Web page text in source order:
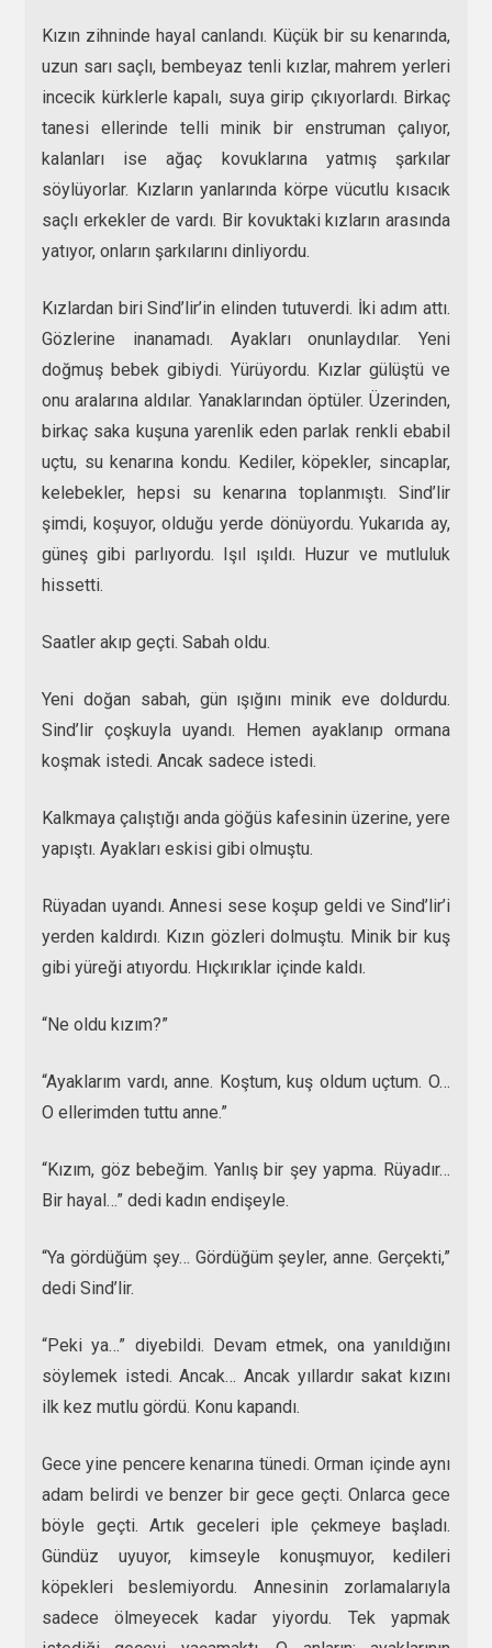
Kızın zihninde hayal canlandı. Küçük bir su kenarında,
uzun sarı saçlı, bembeyaz tenli kızlar, mahrem yerleri
incecik kürklerle kapalı, suya girip çıkıyorlardı. Birkaç
tanesi ellerinde telli minik bir enstruman çalıyor,
kalanları ise ağaç kovuklarına yatmış şarkılar
söylüyorlar. Kızların yanlarında körpe vücutlu kısacık
saçlı erkekler de vardı. Bir kovuktaki kızların arasında
yatıyor, onların şarkılarını dinliyordu.
Kızlardan biri Sind’lir’in elinden tutuverdi. İki adım attı.
Gözlerine inanamadı. Ayakları onunlaydılar. Yeni
doğmuş bebek gibiydi. Yürüyordu. Kızlar gülüştü ve
onu aralarına aldılar. Yanaklarından öptüler. Üzerinden,
birkaç saka kuşuna yarenlik eden parlak renkli ebabil
uçtu, su kenarına kondu. Kediler, köpekler, sincaplar,
kelebekler, hepsi su kenarına toplanmıştı. Sind’lir
şimdi, koşuyor, olduğu yerde dönüyordu. Yukarıda ay,
güneş gibi parlıyordu. Işıl ışıldı. Huzur ve mutluluk
hissetti.
Saatler akıp geçti. Sabah oldu.
Yeni doğan sabah, gün ışığını minik eve doldurdu.
Sind’lir çoşkuyla uyandı. Hemen ayaklanıp ormana
koşmak istedi. Ancak sadece istedi.
Kalkmaya çalıştığı anda göğüs kafesinin üzerine, yere
yapıştı. Ayakları eskisi gibi olmuştu.
Rüyadan uyandı. Annesi sese koşup geldi ve Sind’lir’i
yerden kaldırdı. Kızın gözleri dolmuştu. Minik bir kuş
gibi yüreği atıyordu. Hıçkırıklar içinde kaldı.
“Ne oldu kızım?”
“Ayaklarım vardı, anne. Koştum, kuş oldum uçtum. O…
O ellerimden tuttu anne.”
“Kızım, göz bebeğim. Yanlış bir şey yapma. Rüyadır…
Bir hayal…” dedi kadın endişeyle.
“Ya gördüğüm şey… Gördüğüm şeyler, anne. Gerçekti,”
dedi Sind’lir.
“Peki ya…” diyebildi. Devam etmek, ona yanıldığını
söylemek istedi. Ancak… Ancak yıllardır sakat kızını
ilk kez mutlu gördü. Konu kapandı.
Gece yine pencere kenarına tünedi. Orman içinde aynı
adam belirdi ve benzer bir gece geçti. Onlarca gece
böyle geçti. Artık geceleri iple çekmeye başladı.
Gündüz uyuyor, kimseyle konuşmuyor, kedileri
köpekleri beslemiyordu. Annesinin zorlamalarıyla
sadece ölmeyecek kadar yiyordu. Tek yapmak